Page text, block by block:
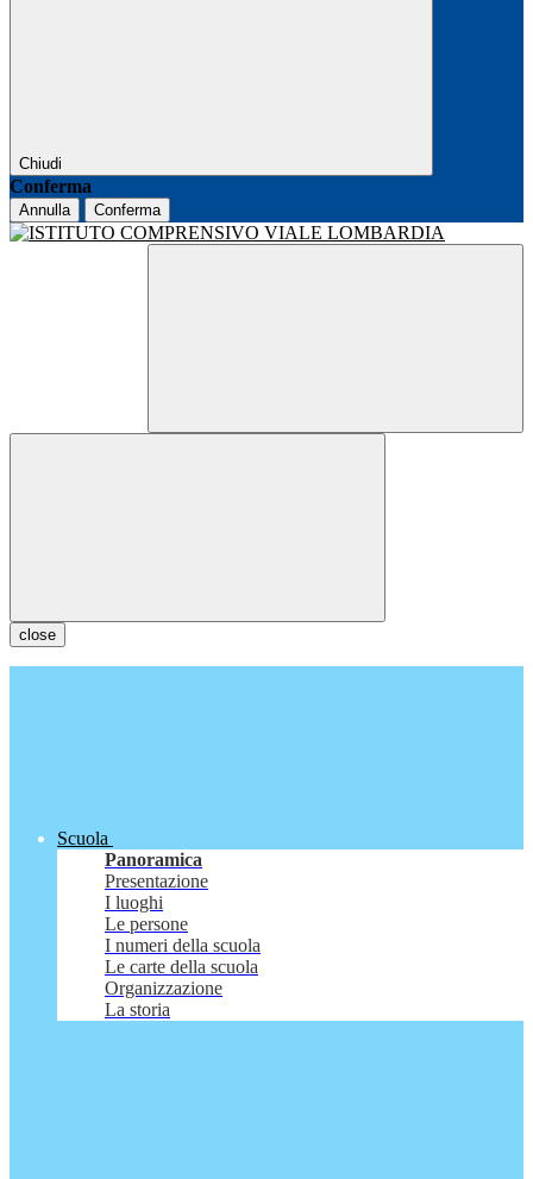
Chiudi
Conferma
Annulla Conferma
close
Scuola
Panoramica
Presentazione
I luoghi
Le persone
I numeri della scuola
Le carte della scuola
Organizzazione
La storia